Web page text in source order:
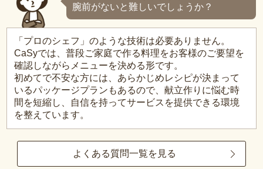
腕前がないと難しいでしょうか？
「プロのシェフ」のような技術は必要ありません。
CaSyでは、普段ご家庭で作る料理をお客様のご要望を
確認しながらメニューを決める形です。
初めてで不安な方には、あらかじめレシピが決まって
いるパッケージプランもあるので、献立作りに悩む時
間を短縮し、自信を持ってサービスを提供できる環境
を整えています。
よくある質問一覧を見る